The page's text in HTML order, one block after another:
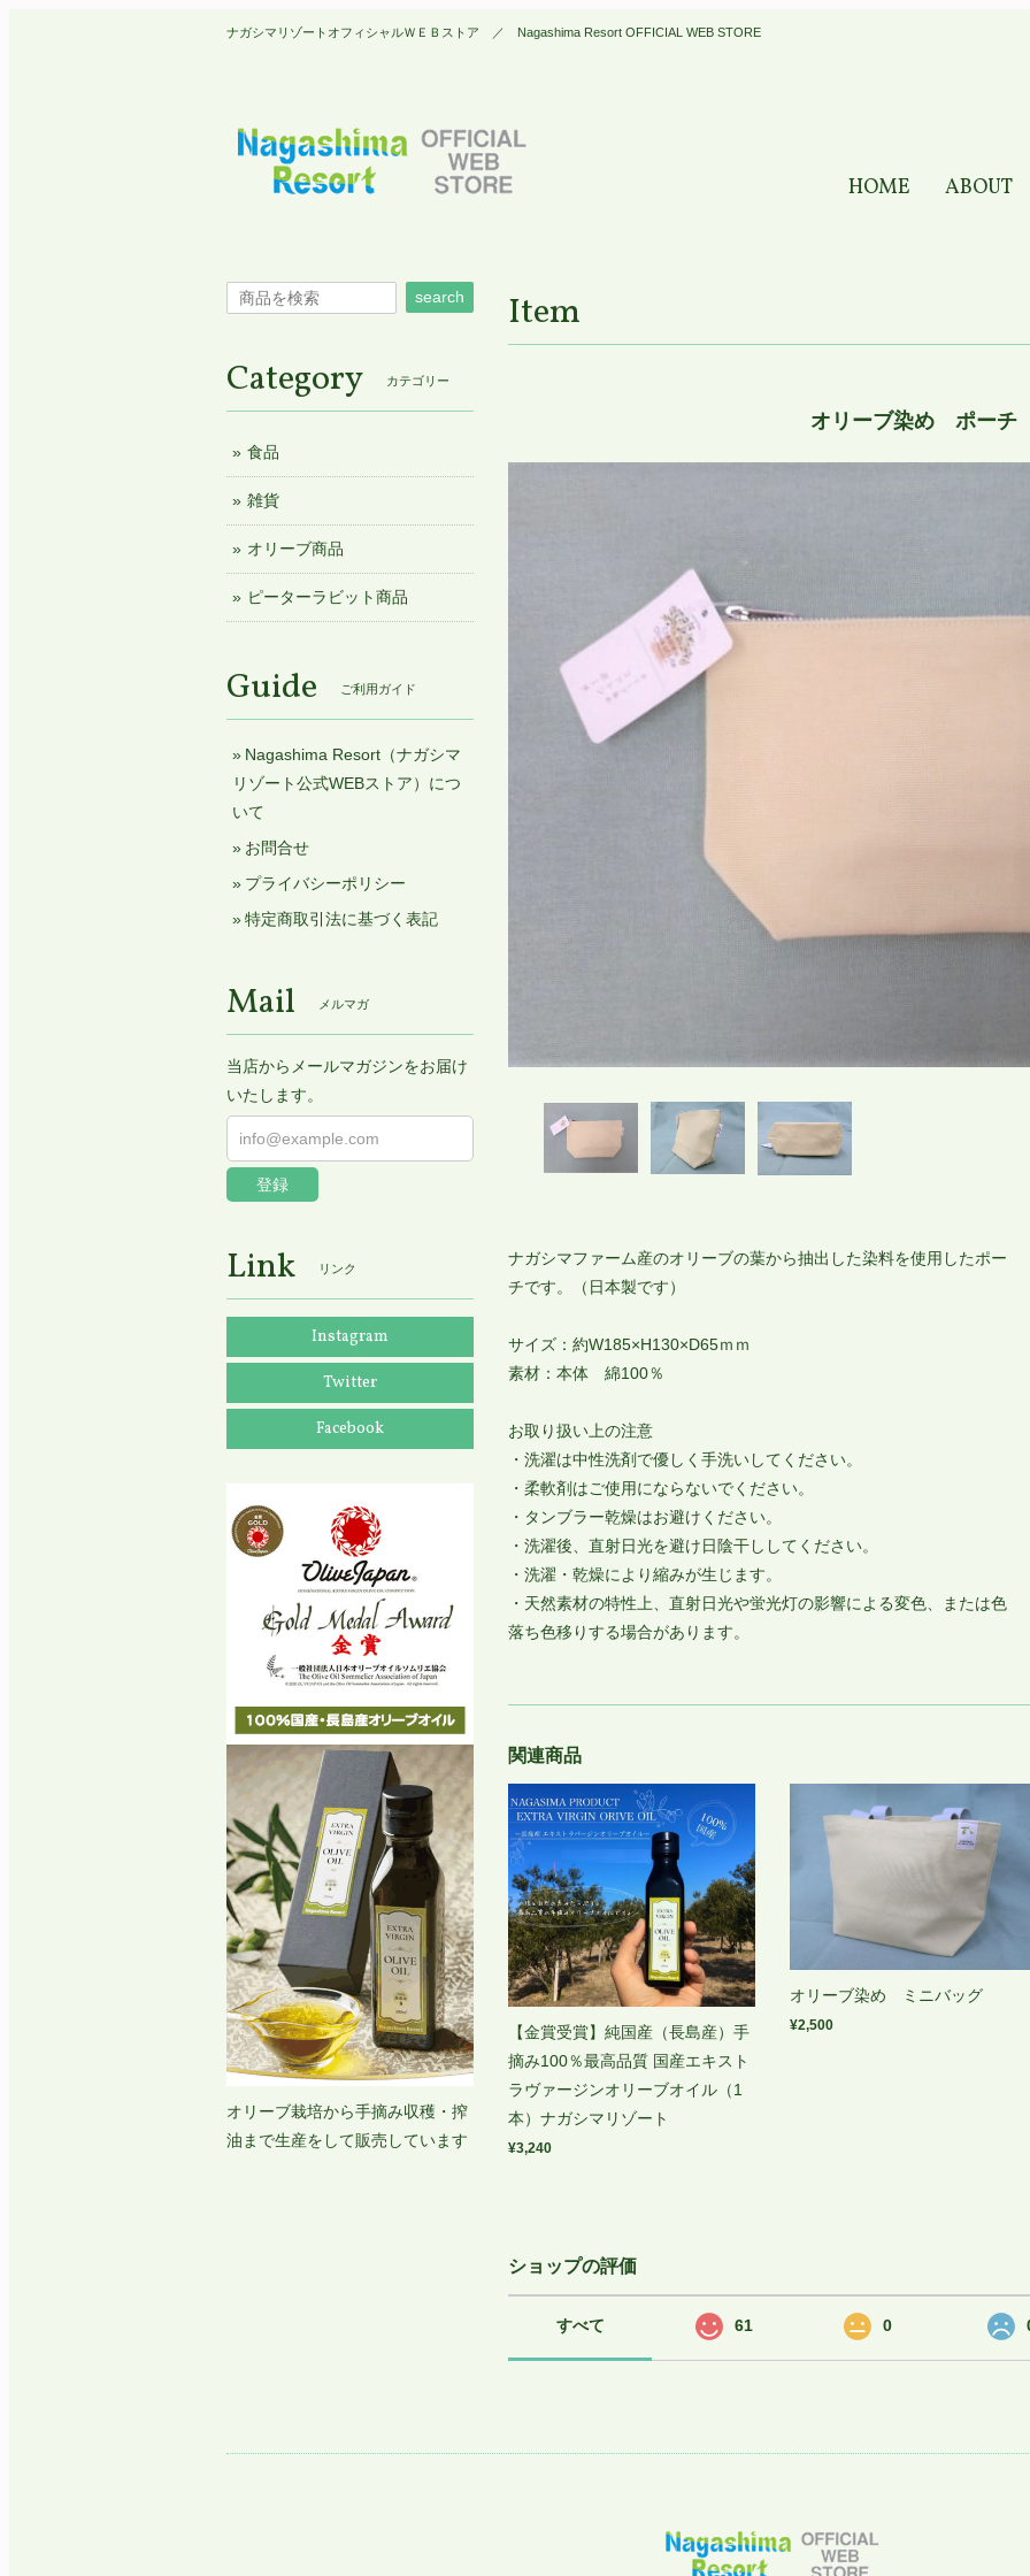
ナガシマリゾートオフィシャルＷＥＢストア ／ Nagashima Resort OFFICIAL WEB STORE
HOME ABOUT
Item
オリーブ染め ポーチ
ナガシマファーム産のオリーブの葉から抽出した染料を使用したポー
チです。（日本製です）
サイズ：約W185×H130×D65ｍｍ
素材：本体 綿100％
お取り扱い上の注意
・洗濯は中性洗剤で優しく手洗いしてください。
・柔軟剤はご使用にならないでください。
・タンブラー乾燥はお避けください。
・洗濯後、直射日光を避け日陰干ししてください。
・洗濯・乾燥により縮みが生じます。
・天然素材の特性上、直射日光や蛍光灯の影響による変色、または色
落ち色移りする場合があります。
関連商品
【金賞受賞】純国産（長島産）手
摘み100％最高品質 国産エキスト
ラヴァージンオリーブオイル（1
本）ナガシマリゾート
¥3,240
オリーブ染め ミニバッグ
¥2,500
ショップの評価
すべて 61 0
search
Category カテゴリー
食品
雑貨
オリーブ商品
ピーターラビット商品
Guide ご利用ガイド
Nagashima Resort（ナガシマ
リゾート公式WEBストア）につ
いて
お問合せ
プライバシーポリシー
特定商取引法に基づく表記
Mail メルマガ
当店からメールマガジンをお届け
いたします。
登録
Link リンク
Instagram
Twitter
Facebook
オリーブ栽培から手摘み収穫・搾
油まで生産をして販売しています